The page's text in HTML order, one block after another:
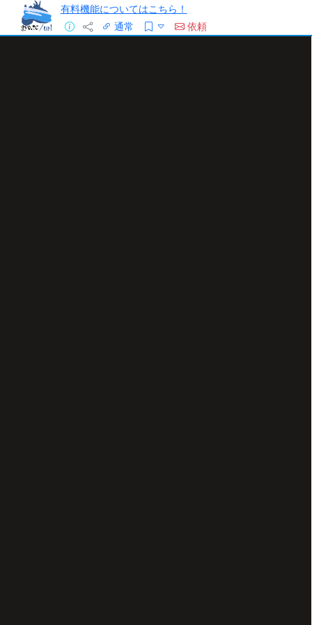
有料機能についてはこちら！
通常
依頼